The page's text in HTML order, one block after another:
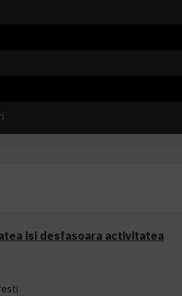
isi desfasoara activitatea